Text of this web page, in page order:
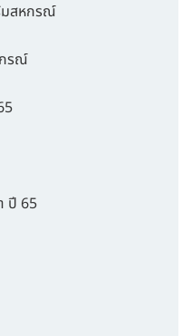
มสหกรณ์
รณ์
ปี 65